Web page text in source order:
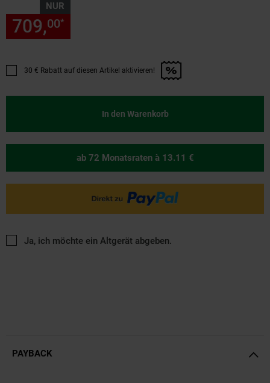
NUR
709,00*
Promotion "30 € Rabatt auf diesen Artikel aktivieren!" anwenden
30 € Rabatt auf diesen Artikel aktivieren!
In den Warenkorb
ab 72 Monatsraten à 13.11 €
Ja, ich möchte ein Altgerät abgeben.
PAYBACK